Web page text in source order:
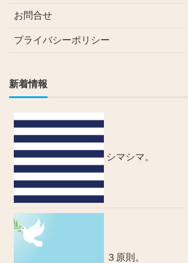
お問合せ
プライバシーポリシー
新着情報
シマシマ。
３原則。